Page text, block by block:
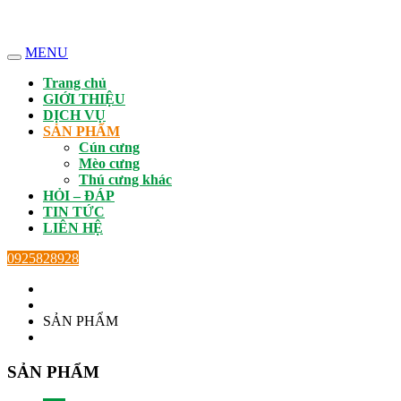
MENU
Trang chủ
GIỚI THIỆU
DỊCH VỤ
SẢN PHẨM
Cún cưng
Mèo cưng
Thú cưng khác
HỎI – ĐÁP
TIN TỨC
LIÊN HỆ
0925828928
SẢN PHẨM
SẢN PHẨM